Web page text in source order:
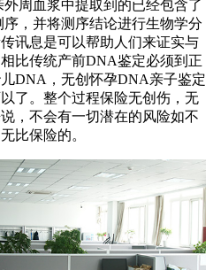
周血浆中提取到的已经包含了
，并将测序结论进行生物学分
讯息是可以帮助人们来证实与
比传统产前DNA鉴定必须到正
DNA，无创怀孕DNA亲子鉴定
了。整个过程保险无创伤，无
，不会有一切潜在的风险如不
比保险的。